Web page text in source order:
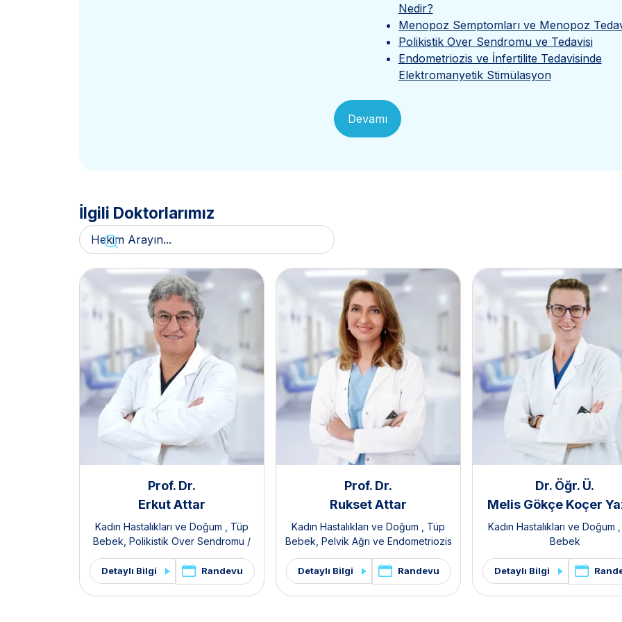
Nedir?
Menopoz Semptomları ve Menopoz
Polikistik Over Sendromu ve Tedavisi
Endometriozis ve İnfertilite Tedavisinde
Elektromanyetik Stimülasyon
Devamı
İlgili Doktorlarımız
Prof. Dr.
Erkut Attar
Kadın Hastalıkları ve Doğum
Tüp
Bebek Polikistik Over Sendromu /
PKOS ve Hirsutizm Kliniği,Pelvik Ağrı
ve Endometriozis Kliniği
Detaylı Bilgi Randevu
Prof. Dr.
Rukset Attar
Kadın Hastalıkları ve Doğum
Tüp
Bebek Pelvik Ağrı ve Endometriozis
Kliniği
Detaylı Bilgi Randevu
Dr. Öğr. Ü.
Melis Gökçe Koçer
Kadın Hastalıkları ve Doğum
Bebek
Detaylı Bilgi